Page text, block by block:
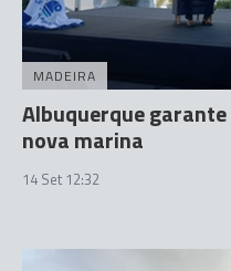
MADEIRA
Albuquerque
nova marina
14 Set 12:32